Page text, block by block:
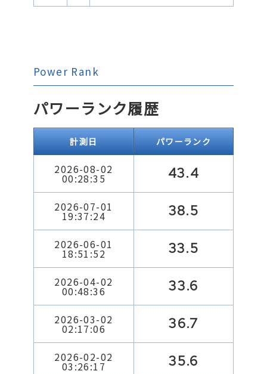
Power Rank
パワーランク履歴
計測日 パワーランク
2026-08-02
00:28:35 43.4
2026-07-01
19:37:24 38.5
2026-06-01
18:51:52 33.5
2026-04-02
00:48:36 33.6
2026-03-02
02:17:06 36.7
2026-02-02
03:26:17 35.6